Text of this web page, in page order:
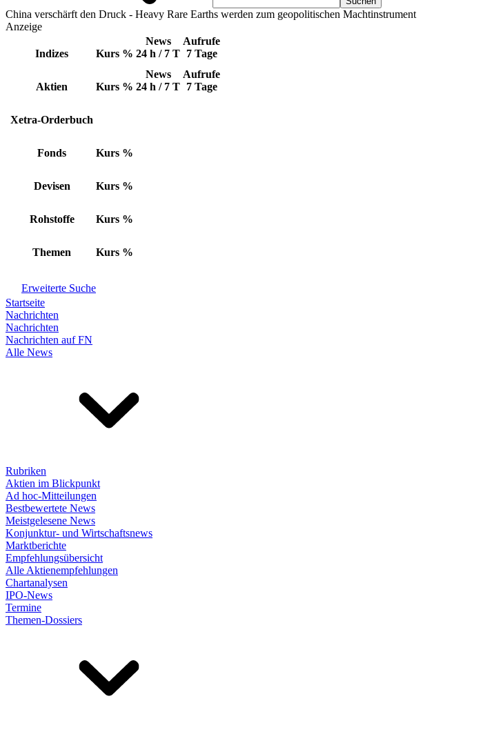
China verschärft den Druck - Heavy Rare Earths werden zum geopolitischen Machtinstrument
Anzeige
Indizes Kurs %
News
24 h / 7 T
Aufrufe
7 Tage
Aktien Kurs %
News
24 h / 7 T
Aufrufe
7 Tage
Xetra-Orderbuch
Fonds Kurs %
Devisen Kurs %
Rohstoffe Kurs %
Themen Kurs %
Erweiterte Suche
Startseite
Nachrichten
Nachrichten
Nachrichten auf FN
Alle News
Rubriken
Aktien im Blickpunkt
Ad hoc-Mitteilungen
Bestbewertete News
Meistgelesene News
Konjunktur- und Wirtschaftsnews
Marktberichte
Empfehlungsübersicht
Alle Aktienempfehlungen
Chartanalysen
IPO-News
Termine
Themen-Dossiers